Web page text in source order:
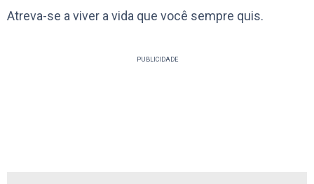
Atreva-se a viver a vida que você sempre quis.
PUBLICIDADE